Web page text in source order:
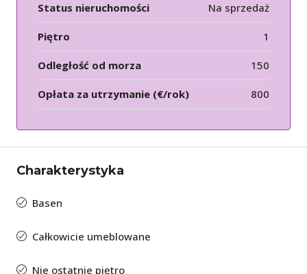
Status nieruchomości Na sprzedaż
Piętro 1
Odległość od morza 150
Opłata za utrzymanie (€/rok) 800
Charakterystyka
Basen
Całkowicie umeblowane
Nie ostatnie piętro